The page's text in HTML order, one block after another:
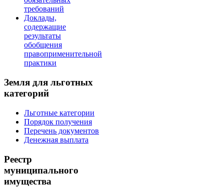
требований
Доклады,
содержащие
результаты
обобщения
правоприменительной
практики
Земля для льготных
категорий
Льготные категории
Порядок получения
Перечень документов
Денежная выплата
Реестр
муниципального
имущества